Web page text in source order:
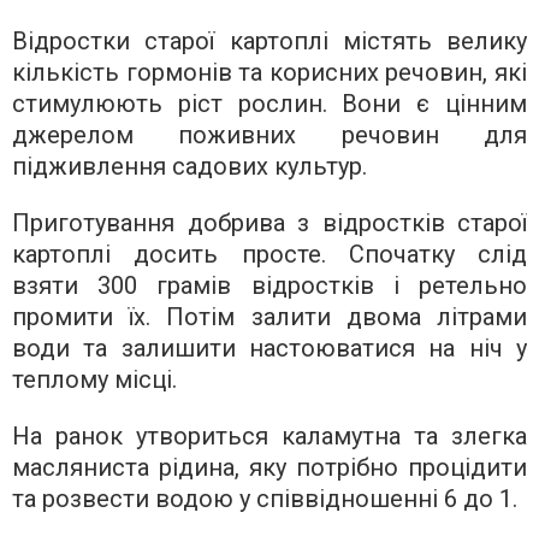
Відростки старої картоплі містять велику
кількість гормонів та корисних речовин, які
стимулюють ріст рослин. Вони є цінним
джерелом поживних речовин для
підживлення садових культур.
Приготування добрива з відростків старої
картоплі досить просте. Спочатку слід
взяти 300 грамів відростків і ретельно
промити їх. Потім залити двома літрами
води та залишити настоюватися на ніч у
теплому місці.
На ранок утвориться каламутна та злегка
масляниста рідина, яку потрібно процідити
та розвести водою у співвідношенні 6 до 1.